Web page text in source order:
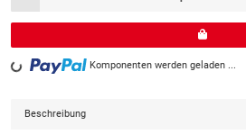
Loading... Komponenten werden geladen ...
Beschreibung